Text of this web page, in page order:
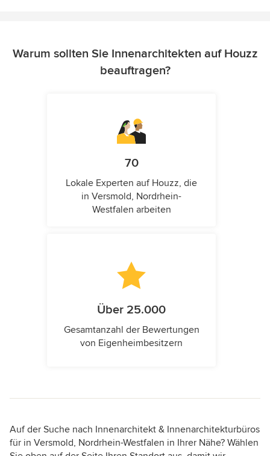
Warum sollten Sie Innenarchitekten auf Houzz
beauftragen?
70
Lokale Experten auf Houzz, die
in Versmold, Nordrhein-
Westfalen arbeiten
Über 25.000
Gesamtanzahl der Bewertungen
von Eigenheimbesitzern
Auf der Suche nach Innenarchitekt & Innenarchitekturbüros
für in Versmold, Nordrhein-Westfalen in Ihrer Nähe? Wählen